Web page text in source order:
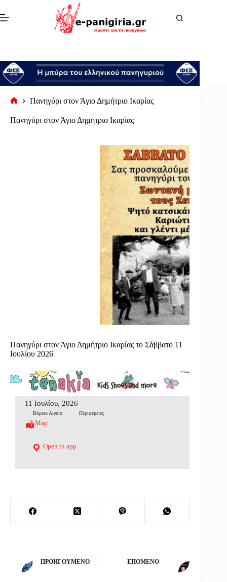
στο
περιεχόμενο
σελίδα
Πανηγύρι στον Άγιο Δημήτριο Ικαρίας
Πανηγύρι στον Άγιο Δημήτριο Ικαρίας
Πανηγύρι στον Άγιο Δημήτριο Ικαρίας το Σάββατο 11
Ιουλίου 2026
11 Ιουλίου, 2026
Βόρειο Αιγαίο Περιφέρειες
Map
Open in app
ΠΡΟΗΓΟΎΜΕΝΟ ΕΠΌΜΕΝΟ